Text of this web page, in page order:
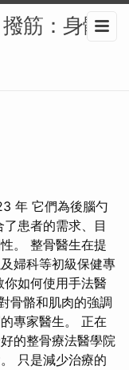
筋：身體
年 它們為後腦勺
患者的需求、目
。 整骨醫生在提
婦科等初級保健專
如何使用手法醫
骨骼和肌肉的強調
專家醫生。 正在
的整骨療法醫學院
只是減少治療的